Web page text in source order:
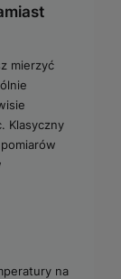
mierzyć
Klasyczny
na